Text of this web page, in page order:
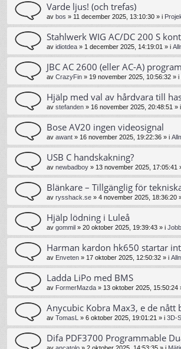
Varde ljus! (och trefas)
av bos » 11 december 2025, 13:10:30 » i
Stahlwerk WIG AC/DC 200 S
av idiotdea » 1 december 2025, 14:19:01 » i
JBC AC 2600 (eller AC-A)
av CrazyFin » 19 november 2025, 10:56:32 » i
Hjälp med val av hårdvara till
av stefanden » 16 november 2025, 20:48:51 » i
Bose AV20 ingen videosignal
av awant » 16 november 2025, 19:22:36 » i
USB C handskakning?
av newbadboy » 13 november 2025, 17:05:41
Blänkare – Tillgänglig för
av rysshack.se » 4 november 2025, 18:36:20
Hjälp lödning i Luleå
av gommil » 20 oktober 2025, 19:39:43 » i
Harman kardon hk650 startar
av Enveten » 17 oktober 2025, 12:50:32 » i
Ladda LiPo med BMS
av FormerMazda » 13 oktober 2025, 15:50:24
Anycubic Kobra Max3, e de nått
av TomasL » 6 oktober 2025, 19:01:21 » i 3D-
Difa PDF3700 Programmable